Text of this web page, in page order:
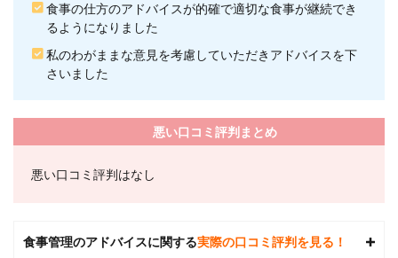
食事の仕方のアドバイスが的確で適切な食事が継続でき
るようになりました
私のわがままな意見を考慮していただきアドバイスを下
さいました
悪い口コミ評判まとめ
悪い口コミ評判はなし
食事管理のアドバイスに関する実際の口コミ評判を見る！